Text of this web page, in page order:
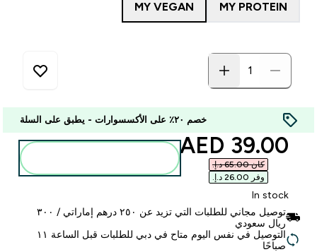
MY PROTEIN
MY VEGAN
خصم ٢٠٪ على الأكسسوارات - يطبق على السلة
discounted price
39.00 AED‎
كان ‏65.00 د.إ.‏‎
وفر ‏26.00 د.إ.‏‎
In stock
توصيل مجاني للطلبات التي تزيد عن ٢٥٠ درهم إماراتي / ٣٠٠
ريال سعودي
التوصيل في نفس اليوم متاح في دبي للطلبات قبل الساعة ١١
صباحًا